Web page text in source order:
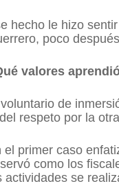
hecho le hizo
poco
valores
de
respeto por la
el primer caso
como los
actividades se